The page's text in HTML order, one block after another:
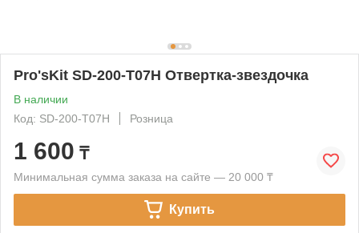
Pro'sKit SD-200-T07H Отвертка-звездочка
В наличии
Код: SD-200-T07H
Розница
1 600 ₸
Минимальная сумма заказа на сайте — 20 000 ₸
Купить